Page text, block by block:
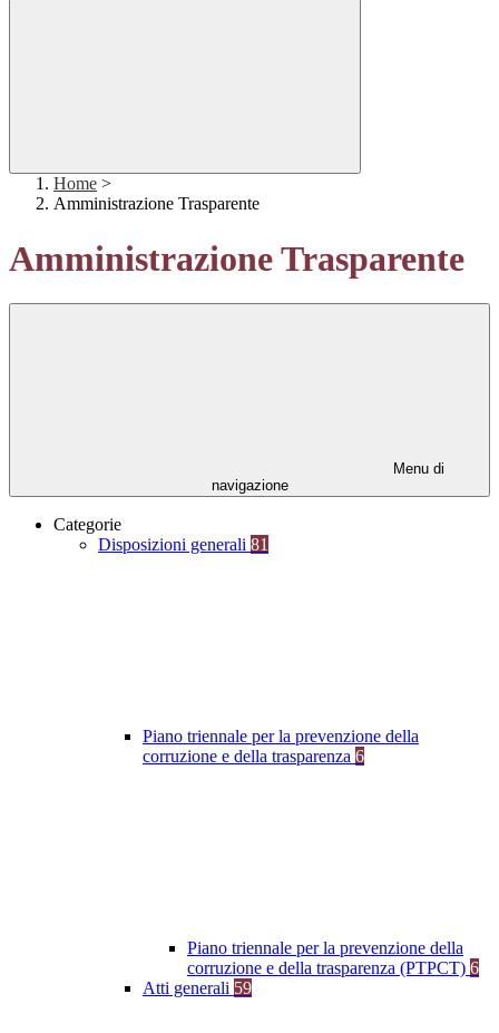
Home >
Amministrazione Trasparente
Amministrazione Trasparente
Menu di
navigazione
Categorie
Disposizioni generali 81
Piano triennale per la prevenzione della
corruzione e della trasparenza 6
Piano triennale per la prevenzione della
corruzione e della trasparenza (PTPCT) 6
Atti generali 59